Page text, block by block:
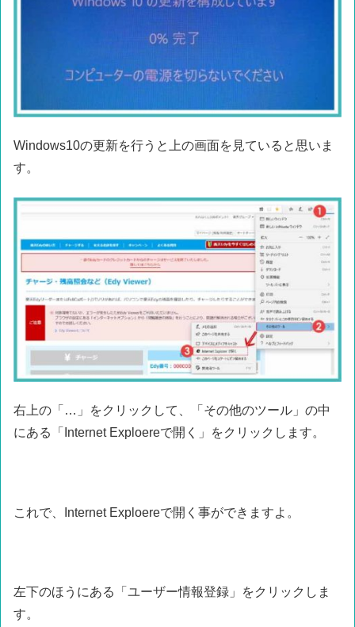
Windows10の更新を行うと上の画面を見ていると思いま
す。
右上の「…」をクリックして、「その他のツール」の中
にある「Internet Exploereで開く」をクリックします。
これで、Internet Exploereで開く事ができますよ。
左下のほうにある「ユーザー情報登録」をクリックしま
す。